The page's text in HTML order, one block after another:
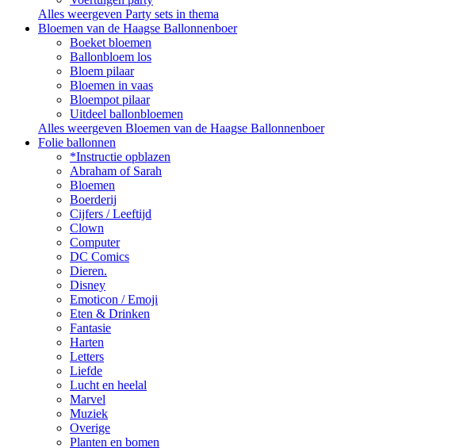
Alles weergeven Party sets in thema
Bloemen van de Haagse Ballonnenboer
Boeket bloemen
Ballonbloem los
Bloem pilaar
Bloemen in vaas
Bloempot pilaar
Uitdeel ballonbloemen
Alles weergeven Bloemen van de Haagse Ballonnenboer
Folie ballonnen
*Instructie opblazen
Abraham of Sarah
Bloemen
Boerderij
Cijfers / Leeftijd
Clown
Computer
DC Comics
Dieren.
Disney
Emoticon / Emoji
Eten & Drinken
Fantasie
Harten
Letters
Liefde
Lucht en heelal
Marvel
Muziek
Overige
Planten en bomen